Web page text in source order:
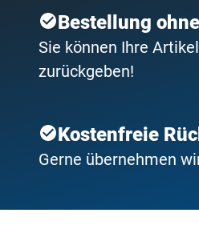
Bestellung
Sie können Ihre
zurückgeben!
Kostenfreie
Gerne übernehmen